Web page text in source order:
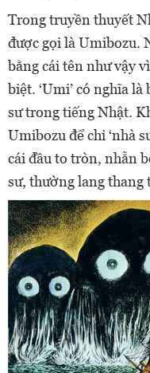
Trong truyền thuyết
được gọi là Umibozu.
bằng cái tên như vậy
biệt. ‘Umi’ có nghĩa là
sư trong tiếng Nhật.
Umibozu để chỉ ‘nhà
cái đầu to tròn, nhẵn
sư, thường lang thang